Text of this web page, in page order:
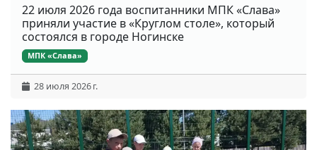
22 июля 2026 года воспитанники МПК «Слава»
приняли участие в «Круглом столе», который
состоялся в городе Ногинске
МПК «Слава»
28 июля 2026 г.